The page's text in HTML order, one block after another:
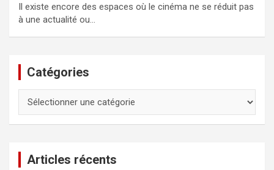
Il existe encore des espaces où le cinéma ne se réduit pas
à une actualité ou…
Catégories
Articles récents